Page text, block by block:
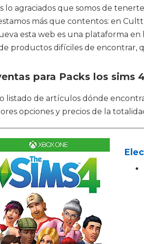
lo agraciados que somos de
más que contentos: en
esta web es una plataforma
productos difíciles de encontrar,
para Packs los sims
listado de artículos dónde
opciones y precios de la